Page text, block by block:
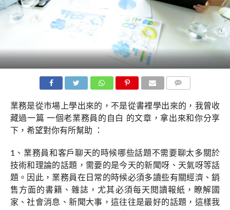
業務是從市場上學出來的，不是從書裡學出來的，我曾收
藏過一篇 一個老業務員的自白 的文章，拿出來和你分享
下，希望對你有所幫助 ：
1、業務員和客戶聊天的時候哪些話題不需要聊太多關於
技術和理論的話題，需要的是今天的新聞呀、天氣呀等話
題。因此，業務員在日常的時候必須多讀些有關經濟、銷
售方面的書籍、雜誌，尤其必須每天閱讀報紙，瞭解國
家、社會消息、新聞大事，這往往是最好的話題，這樣我